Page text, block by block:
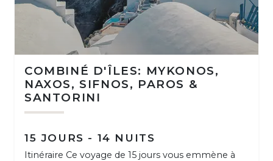
COMBINÉ D'ÎLES: MYKONOS,
NAXOS, SIFNOS, PAROS &
SANTORINI
15 JOURS - 14 NUITS
Itinéraire Ce voyage de 15 jours vous emmène à